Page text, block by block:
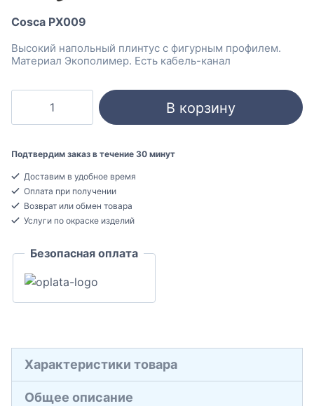
1420 ₽.
Cosca PX009
Высокий напольный плинтус с фигурным профилем.
Материал Экополимер. Есть кабель-канал
PX009
напольный
Экополимер
25x120x2000
В корзину
Подтвердим заказ в течение 30 минут
Доставим в удобное время
Оплата при получении
Возврат или обмен товара
Услуги по окраске изделий
Безопасная оплата
Характеристики товара
Общее описание